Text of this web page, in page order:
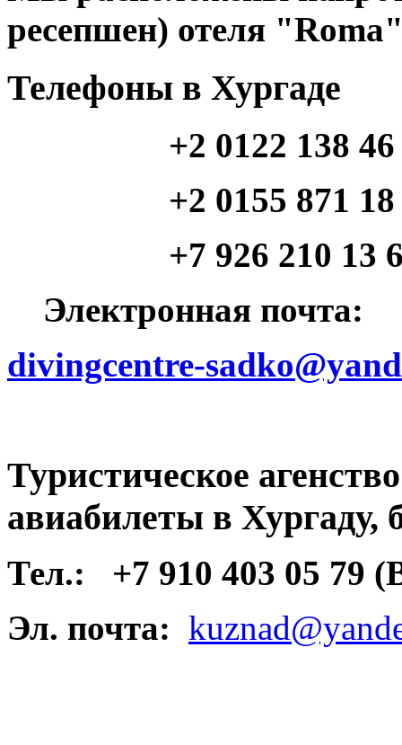
ресепшен) отеля
Телефоны в Хургаде
+2 0122 138
+2 0155 871 18 46
+7 926 210 13 64
Электронная почта:
divingcentre-
Туристическое
авиабилеты в Хургаду,
Тел.:
+7 910 403 05 79
Эл. почта: